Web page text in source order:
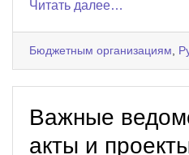
Читать далее…
Бюджетным организациям,
Важные
акты и